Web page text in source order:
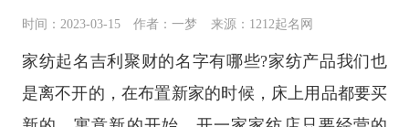
时间：2023-03-15 作者：一梦 来源：1212起名网
家纺起名吉利聚财的名字有哪些?家纺产品我们也
是离不开的，在布置新家的时候，床上用品都要买